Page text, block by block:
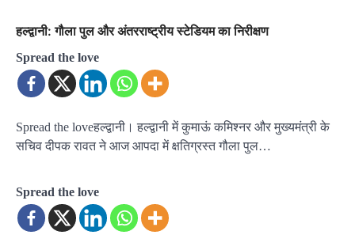
हल्द्वानी: गौला पुल और अंतरराष्ट्रीय स्टेडियम का निरीक्षण
Spread the love
Spread the loveहल्द्वानी। हल्द्वानी में कुमाऊं कमिश्नर और मुख्यमंत्री के
सचिव दीपक रावत ने आज आपदा में क्षतिग्रस्त गौला पुल…
Spread the love